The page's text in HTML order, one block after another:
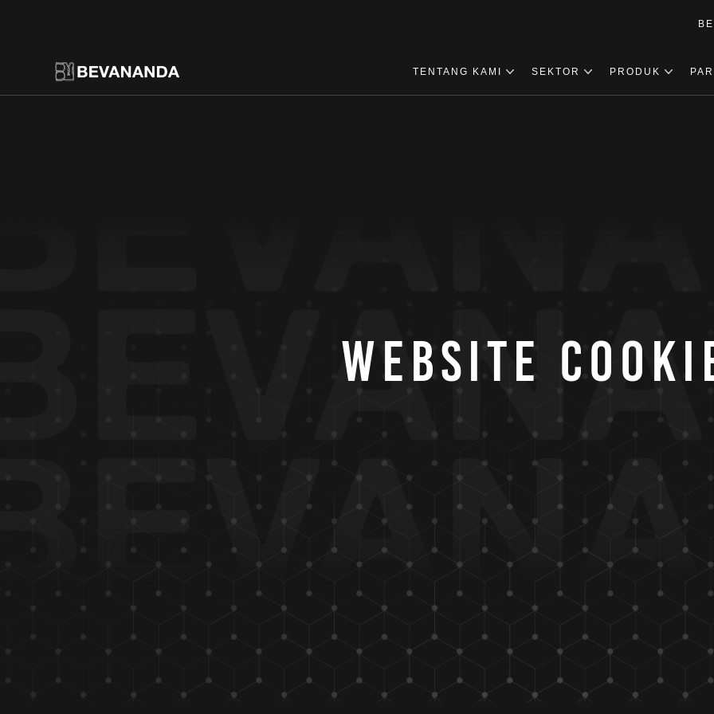
TENTANG KAMI SEKTOR PRODUK
Website